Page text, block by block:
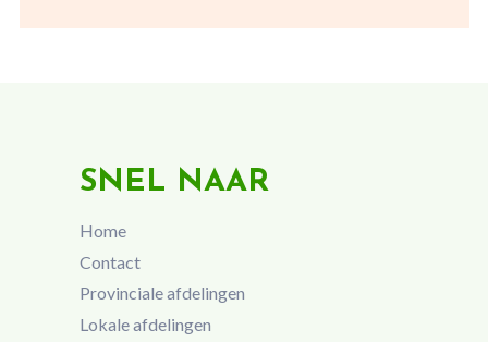
SNEL NAAR
Home
Contact
Provinciale afdelingen
Lokale afdelingen